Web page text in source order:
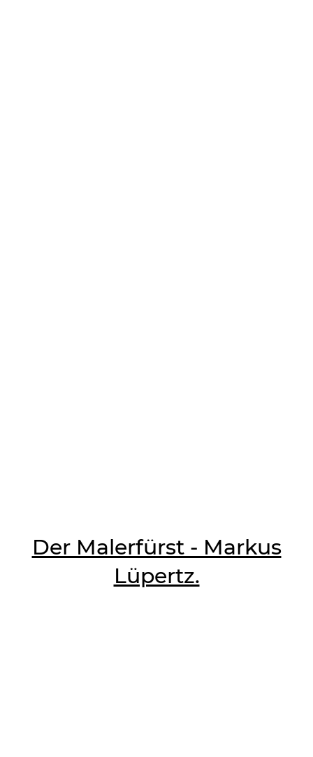
Der Malerfürst - Markus
Lüpertz.